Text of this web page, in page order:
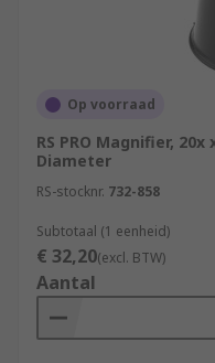
Op voorraad
RS PRO Magnifier,
Diameter
RS-stocknr. 732-858
Subtotaal (1 eenheid)
€ 32,20(excl. BTW)
Aantal